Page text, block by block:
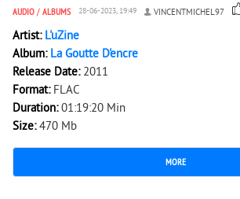
AUDIO / ALBUMS 28-06-2023, 19:49 VINCENTMICHEL97
Artist: L'uZine
Album: La Goutte D'encre
Release Date: 2011
Format: FLAC
Duration:01:19:20 Min
Size:470 Mb
MORE
3 386 0